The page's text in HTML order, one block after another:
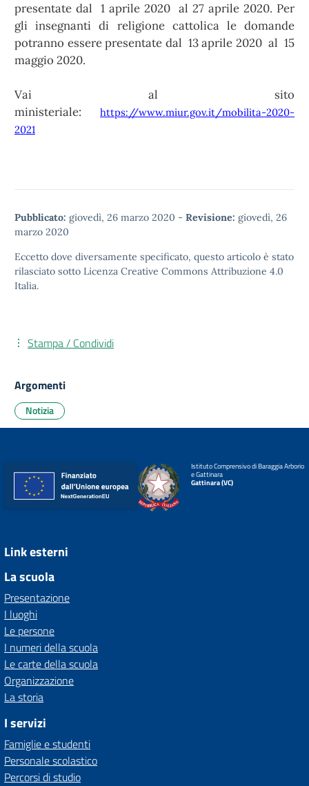
presentate dal 1 aprile 2020 al 27 aprile 2020. Per
gli insegnanti di religione cattolica le domande
potranno essere presentate dal 13 aprile 2020 al 15
maggio 2020.
Vai al sito
ministeriale: https://www.miur.gov.it/mobilita-2020-
2021
Pubblicato: giovedì, 26 marzo 2020 - Revisione: giovedì, 26
marzo 2020
Eccetto dove diversamente specificato, questo articolo è stato
rilasciato sotto Licenza Creative Commons Attribuzione 4.0
Italia.
Stampa / Condividi
Argomenti
Notizia
Istituto Comprensivo di Baraggia Arborio
e Gattinara
Gattinara (VC)
Link esterni
La scuola
Presentazione
I luoghi
Le persone
I numeri della scuola
Le carte della scuola
Organizzazione
La storia
I servizi
Famiglie e studenti
Personale scolastico
Percorsi di studio